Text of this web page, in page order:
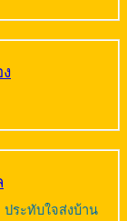
ประทับใจส่งบ้าน